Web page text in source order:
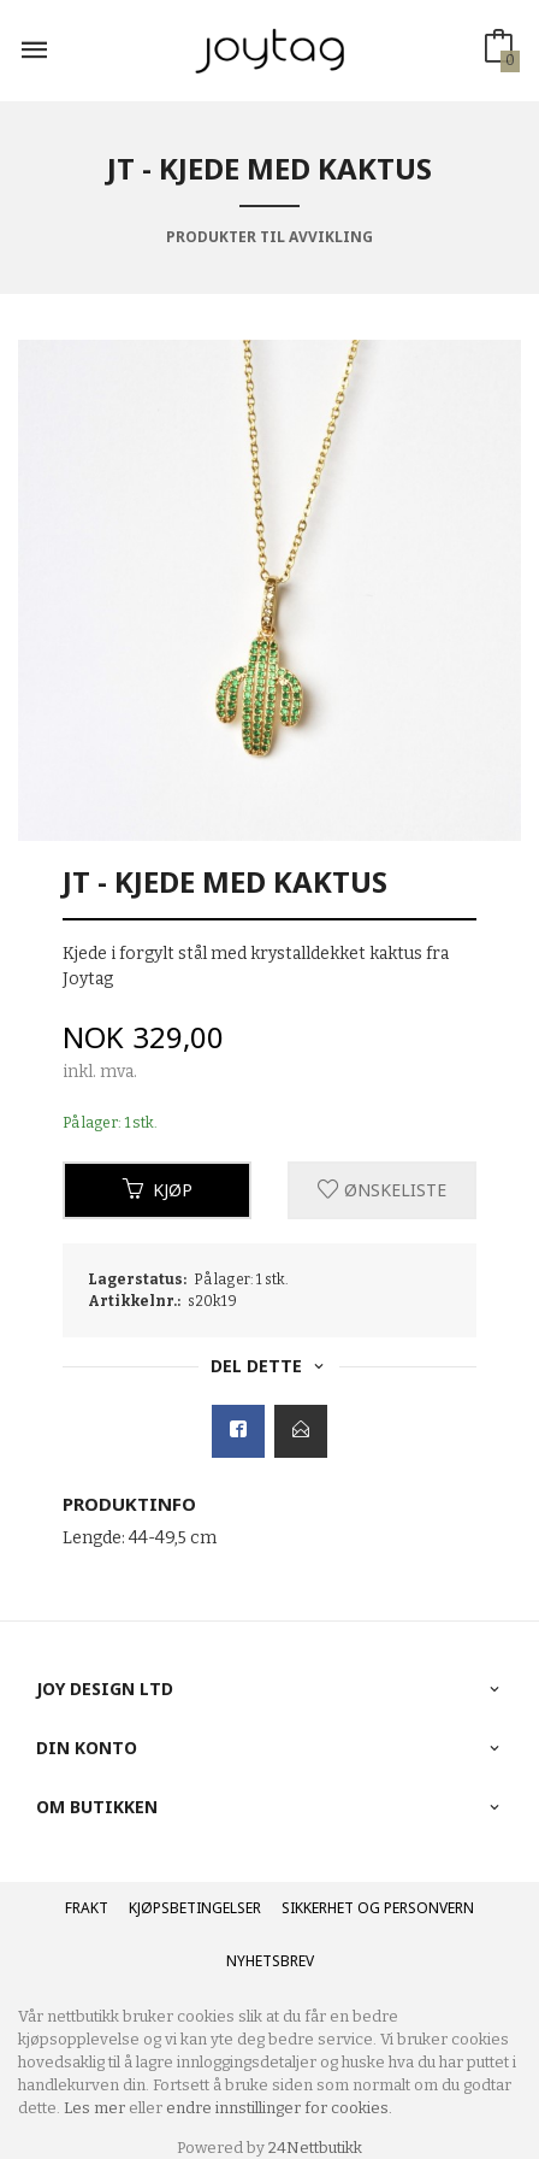
innholdet
0
JT - KJEDE MED KAKTUS
PRODUKTER TIL AVVIKLING
JT - KJEDE MED KAKTUS
Kjede i forgylt stål med krystalldekket kaktus fra
Joytag
Pris
NOK 329,00
inkl. mva.
På lager: 1 stk.
KJØP ØNSKELISTE
Lagerstatus: På lager: 1 stk.
Artikkelnr.: s20k19
DEL DETTE
PRODUKTINFO
Lengde: 44-49,5 cm
JOY DESIGN LTD
DIN KONTO
OM BUTIKKEN
FRAKT KJØPSBETINGELSER SIKKERHET OG PERSONVERN
NYHETSBREV
Vår nettbutikk bruker cookies slik at du får en bedre
kjøpsopplevelse og vi kan yte deg bedre service. Vi bruker cookies
hovedsaklig til å lagre innloggingsdetaljer og huske hva du har puttet i
handlekurven din. Fortsett å bruke siden som normalt om du godtar
dette. Les mer eller endre innstillinger for cookies.
Powered by 24Nettbutikk